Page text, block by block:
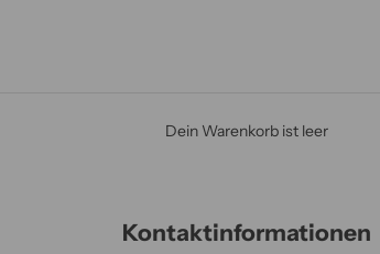
Dein Warenkorb ist leer
Kontaktinformationen